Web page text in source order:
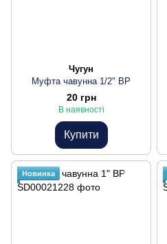
Чугун
Муфта чавунна 1/2" ВР
20 грн
В наявності
Купити
Новинка